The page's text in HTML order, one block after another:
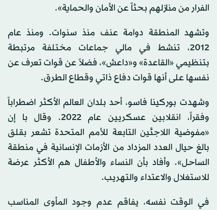
الفرار من منازلهم بحثاً عن الأمان والحماية».
وتشهد المنطقة دوامة عنف منذ سنوات. ومنذ عام
2012، تنشط في مالي جماعات مختلفة مرتبطة
بتنظيمي «القاعدة» و«داعش»، فضلاً عن قوات تعرف عن
نفسها على أنها قوات دفاع ذاتي وقطاع الطرق.
وشهدت بوركينا فاسو، أحد بلدان العالم الأكثر اضطراباً
وفقراً، انقلابين عسكريين عام 2022. وقال با إن
«مفوضية اللاجئين التابعة للأمم المتحدة تشعر بقلق
بالغ حيال العدد المزداد من الأزمات الإنسانية في منطقة
الساحل». وأفاد بأن النساء والأطفال هم الأكثر عرضة
للاستغلال والاعتداء والتهريب.
في الوقت نفسه، يفاقم عدم وجود المأوى المناسب